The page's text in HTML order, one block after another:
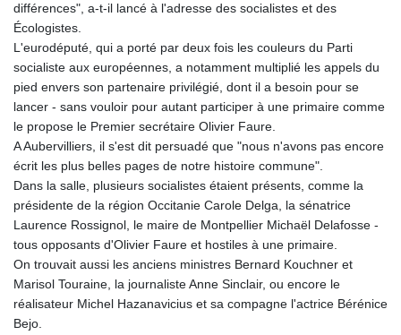
différences", a-t-il lancé à l'adresse des socialistes et des
Écologistes.
L'eurodéputé, qui a porté par deux fois les couleurs du Parti
socialiste aux européennes, a notamment multiplié les appels du
pied envers son partenaire privilégié, dont il a besoin pour se
lancer - sans vouloir pour autant participer à une primaire comme
le propose le Premier secrétaire Olivier Faure.
A Aubervilliers, il s'est dit persuadé que "nous n'avons pas encore
écrit les plus belles pages de notre histoire commune".
Dans la salle, plusieurs socialistes étaient présents, comme la
présidente de la région Occitanie Carole Delga, la sénatrice
Laurence Rossignol, le maire de Montpellier Michaël Delafosse -
tous opposants d'Olivier Faure et hostiles à une primaire.
On trouvait aussi les anciens ministres Bernard Kouchner et
Marisol Touraine, la journaliste Anne Sinclair, ou encore le
réalisateur Michel Hazanavicius et sa compagne l'actrice Bérénice
Bejo.